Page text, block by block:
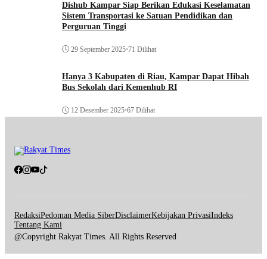
Dishub Kampar Siap Berikan Edukasi Keselamatan
Sistem Transportasi ke Satuan Pendidikan dan
Perguruan Tinggi
29 September 2025•71 Dilihat
Hanya 3 Kabupaten di Riau, Kampar Dapat Hibah
Bus Sekolah dari Kemenhub RI
12 Desember 2025•67 Dilihat
RedaksiPedoman Media SiberDisclaimerKebijakan PrivasiIndeks
Tentang Kami
@Copyright Rakyat Times. All Rights Reserved